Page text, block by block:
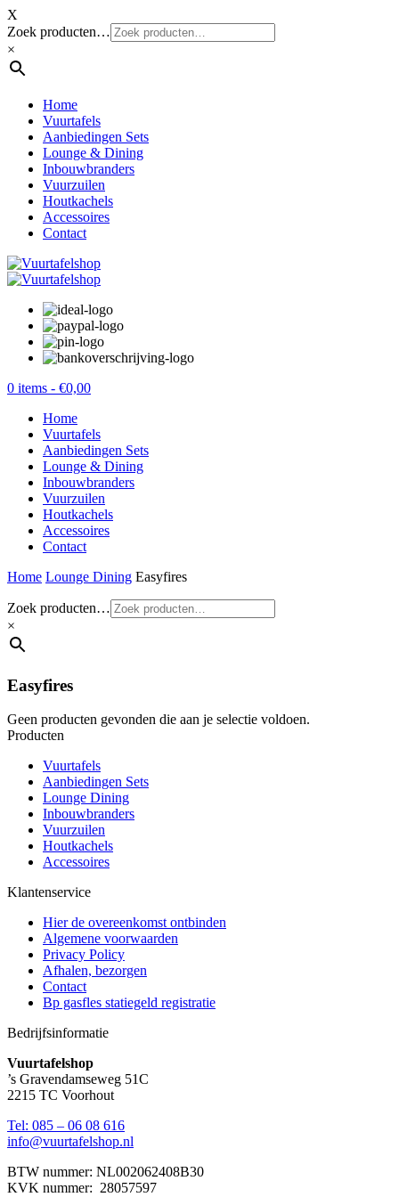
X
Zoek producten…
×
Home
Vuurtafels
Aanbiedingen Sets
Lounge & Dining
Inbouwbranders
Vuurzuilen
Houtkachels
Accessoires
Contact
0 items - €0,00
Home
Vuurtafels
Aanbiedingen Sets
Lounge & Dining
Inbouwbranders
Vuurzuilen
Houtkachels
Accessoires
Contact
Home Lounge Dining Easyfires
Zoek producten…
×
Easyfires
Geen producten gevonden die aan je selectie voldoen.
Producten
Vuurtafels
Aanbiedingen Sets
Lounge Dining
Inbouwbranders
Vuurzuilen
Houtkachels
Accessoires
Klantenservice
Hier de overeenkomst ontbinden
Algemene voorwaarden
Privacy Policy
Afhalen, bezorgen
Contact
Bp gasfles statiegeld registratie
Bedrijfsinformatie
Vuurtafelshop
’s Gravendamseweg 51C
2215 TC Voorhout
Tel: 085 – 06 08 616
info@vuurtafelshop.nl
BTW nummer: NL002062408B30
KVK nummer: 28057597